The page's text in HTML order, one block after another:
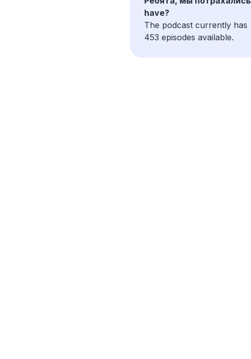
have?
The podcast currently has
453 episodes available.